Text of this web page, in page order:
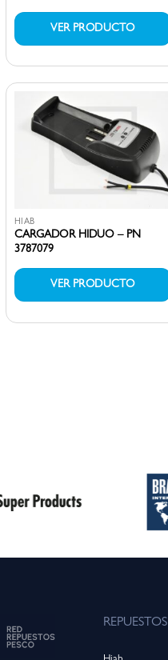
VER PRODUCTO
HIAB
CARGADOR HIDUO – PN
3787079
VER PRODUCTO
REPUESTOS